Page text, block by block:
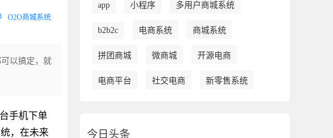
O2O商城系统
以搞定，就
手机下单
，在未来
app 小程序 多用户商城系统
b2b2c 电商系统 商城系统
拼团商城 微商城 开源电商
电商平台 社交电商 新零售系统
今日头条